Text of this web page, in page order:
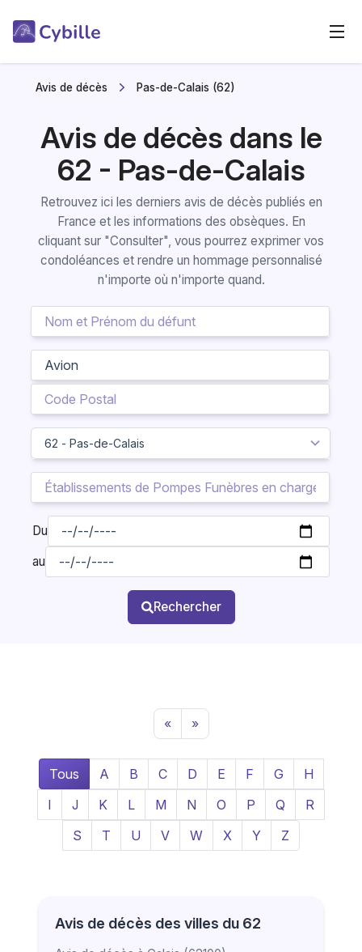
Avis de décès Pas-de-Calais (62)
Avis de décès dans le
62 - Pas-de-Calais
Retrouvez ici les derniers avis de décès publiés en
France et les informations des obsèques. En
cliquant sur "Consulter", vous pourrez exprimer vos
condoléances et rendre un hommage personnalisé
n'importe où n'importe quand.
Du
au
Rechercher
« »
Tous A B C D E F G
H
I
J K L M N O P Q
R
S
T U V W X Y Z
Avis de décès des villes du 62